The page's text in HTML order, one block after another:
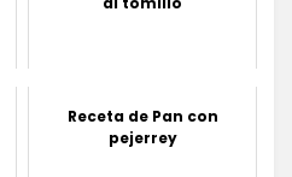
Receta de Pan con
pejerrey